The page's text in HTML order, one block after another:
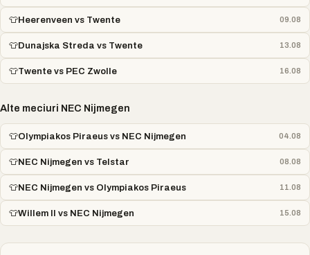
👕Heerenveen vs Twente 09.08
👕Dunajska Streda vs Twente 13.08
👕Twente vs PEC Zwolle 16.08
Alte meciuri NEC Nijmegen
👕Olympiakos Piraeus vs NEC Nijmegen 04.08
👕NEC Nijmegen vs Telstar 08.08
👕NEC Nijmegen vs Olympiakos Piraeus 11.08
👕Willem II vs NEC Nijmegen 15.08